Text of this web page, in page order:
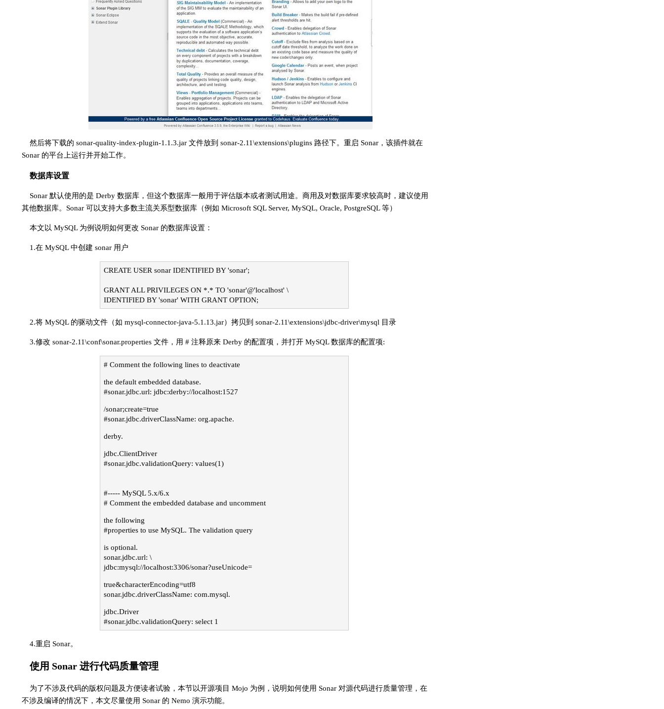
然后将下载的 sonar-quality-index-plugin-1.1.3.jar 文件放到 sonar-2.11\extensions\plugins 路径下。重启 Sonar，该插件就在
Sonar 的平台上运行并开始工作。
数据库设置
Sonar 默认使用的是 Derby 数据库，但这个数据库一般用于评估版本或者测试用途。商用及对数据库要求较高时，建议使用
其他数据库。Sonar 可以支持大多数主流关系型数据库（例如 Microsoft SQL Server, MySQL, Oracle, PostgreSQL 等）
本文以 MySQL 为例说明如何更改 Sonar 的数据库设置：
1.在 MySQL 中创建 sonar 用户
CREATE USER sonar IDENTIFIED BY 'sonar';
GRANT ALL PRIVILEGES ON *.* TO 'sonar'@'localhost' \
IDENTIFIED BY 'sonar' WITH GRANT OPTION;
2.将 MySQL 的驱动文件（如 mysql-connector-java-5.1.13.jar）拷贝到 sonar-2.11\extensions\jdbc-driver\mysql 目录
3.修改 sonar-2.11\conf\sonar.properties 文件，用 # 注释原来 Derby 的配置项，并打开 MySQL 数据库的配置项:
# Comment the following lines to deactivate
the default embedded database.
#sonar.jdbc.url: jdbc:derby://localhost:1527
/sonar;create=true
#sonar.jdbc.driverClassName: org.apache.
derby.
jdbc.ClientDriver
#sonar.jdbc.validationQuery: values(1)
#----- MySQL 5.x/6.x
# Comment the embedded database and uncomment
the following
#properties to use MySQL. The validation query
is optional.
sonar.jdbc.url: \
jdbc:mysql://localhost:3306/sonar?useUnicode=
true&characterEncoding=utf8
sonar.jdbc.driverClassName: com.mysql.
jdbc.Driver
#sonar.jdbc.validationQuery: select 1
4.重启 Sonar。
使用 Sonar 进行代码质量管理
为了不涉及代码的版权问题及方便读者试验，本节以开源项目 Mojo 为例，说明如何使用 Sonar 对源代码进行质量管理，在
不涉及编译的情况下，本文尽量使用 Sonar 的 Nemo 演示功能。